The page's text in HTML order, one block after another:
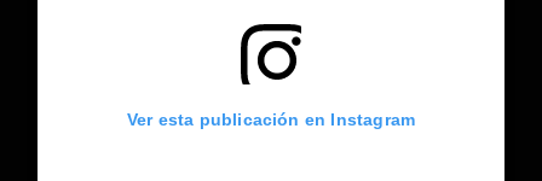
Ver esta publicación en Instagram